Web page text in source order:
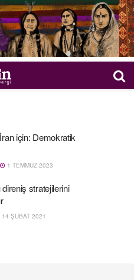
için: Demokratik
1 TEMMUZ 2023
direniş stratejilerini
14 ŞUBAT 2021